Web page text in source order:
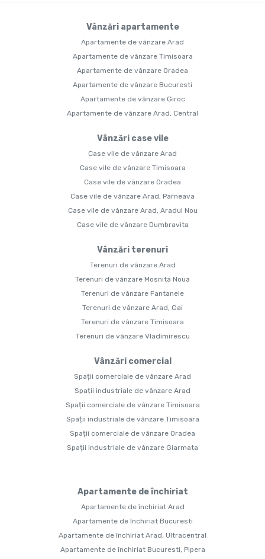
Vânzări apartamente
Apartamente de vânzare Arad
Apartamente de vânzare Timisoara
Apartamente de vânzare Oradea
Apartamente de vânzare Bucuresti
Apartamente de vânzare Giroc
Apartamente de vânzare Arad, Central
Vânzări case vile
Case vile de vânzare Arad
Case vile de vânzare Timisoara
Case vile de vânzare Oradea
Case vile de vânzare Arad, Parneava
Case vile de vânzare Arad, Aradul Nou
Case vile de vânzare Dumbravita
Vânzări terenuri
Terenuri de vânzare Arad
Terenuri de vânzare Mosnita Noua
Terenuri de vânzare Fantanele
Terenuri de vânzare Arad, Gai
Terenuri de vânzare Timisoara
Terenuri de vânzare Vladimirescu
Vânzări comercial
Spații comerciale de vânzare Arad
Spații industriale de vânzare Arad
Spații comerciale de vânzare Timisoara
Spații industriale de vânzare Timisoara
Spații comerciale de vânzare Oradea
Spații industriale de vânzare Giarmata
Apartamente de închiriat
Apartamente de închiriat Arad
Apartamente de închiriat Bucuresti
Apartamente de închiriat Arad, Ultracentral
Apartamente de închiriat Bucuresti, Pipera